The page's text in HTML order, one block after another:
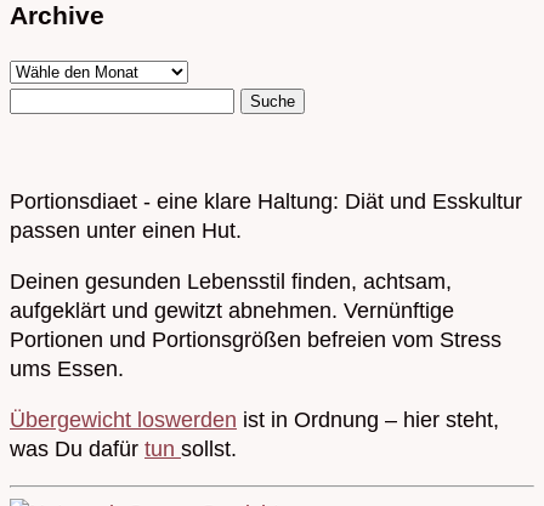
Archive
Portionsdiaet - eine klare Haltung: Diät und Esskultur
passen unter einen Hut.
Deinen gesunden Lebensstil finden, achtsam,
aufgeklärt und gewitzt abnehmen. Vernünftige
Portionen und Portionsgrößen befreien vom Stress
ums Essen.
Übergewicht loswerden ist in Ordnung – hier steht,
was Du dafür tun sollst.